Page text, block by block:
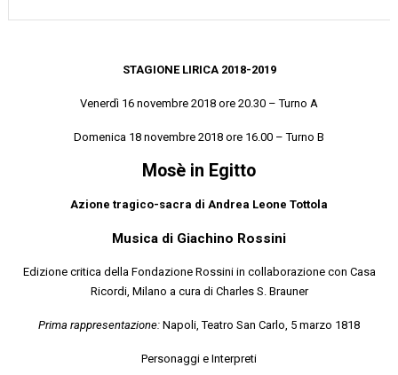
STAGIONE LIRICA 2018-2019
Venerdì 16 novembre 2018 ore 20.30 – Turno A
Domenica 18 novembre 2018 ore 16.00 – Turno B
Mosè in Egitto
Azione tragico-sacra di Andrea Leone Tottola
Musica di Giachino Rossini
Edizione critica della Fondazione Rossini in collaborazione con Casa
Ricordi, Milano a cura di Charles S. Brauner
Prima rappresentazione: Napoli, Teatro San Carlo, 5 marzo 1818
Personaggi e Interpreti